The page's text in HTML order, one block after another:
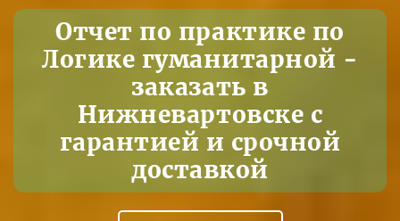
Отчет по практике по
Логике гуманитарной -
заказать в
Нижневартовске с
гарантией и срочной
доставкой